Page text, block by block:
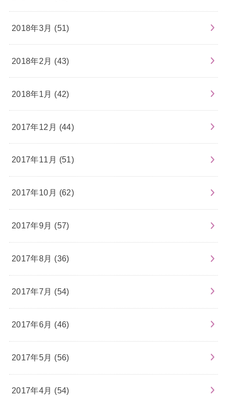
2018年3月 (51)
2018年2月 (43)
2018年1月 (42)
2017年12月 (44)
2017年11月 (51)
2017年10月 (62)
2017年9月 (57)
2017年8月 (36)
2017年7月 (54)
2017年6月 (46)
2017年5月 (56)
2017年4月 (54)